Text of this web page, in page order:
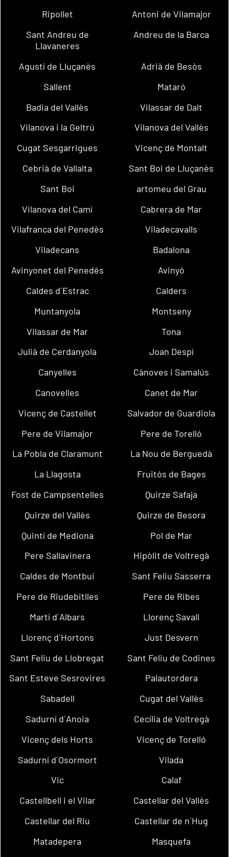
Ripollet
Antoni de Vilamajor
Sant Andreu de
Llavaneres
Andreu de la Barca
Agustí de Lluçanès
Adrià de Besòs
Sallent
Mataró
Badia del Vallès
Vilassar de Dalt
Vilanova i la Geltrú
Vilanova del Vallès
Cugat Sesgarrigues
Vicenç de Montalt
Cebrià de Vallalta
Sant Boi de Lluçanès
Sant Boi
artomeu del Grau
Vilanova del Camí
Cabrera de Mar
Vilafranca del Penedès
Viladecavalls
Viladecans
Badalona
Avinyonet del Penedès
Avinyó
Caldes d´Estrac
Calders
Muntanyola
Montseny
Vilassar de Mar
Tona
Julià de Cerdanyola
Joan Despí
Canyelles
Cànoves i Samalús
Canovelles
Canet de Mar
Vicenç de Castellet
Salvador de Guardiola
Pere de Vilamajor
Pere de Torelló
La Pobla de Claramunt
La Nou de Berguedà
La Llagosta
Fruitós de Bages
Fost de Campsentelles
Quirze Safaja
Quirze del Vallès
Quirze de Besora
Quintí de Mediona
Pol de Mar
Pere Sallavinera
Hipòlit de Voltregà
Caldes de Montbui
Sant Feliu Sasserra
Pere de Riudebitlles
Pere de Ribes
Martí d´Albars
Llorenç Savall
Llorenç d´Hortons
Just Desvern
Sant Feliu de Llobregat
Sant Feliu de Codines
Sant Esteve Sesrovires
Palautordera
Sabadell
Cugat del Vallès
Sadurní d´Anoia
Cecília de Voltregà
Vicenç dels Horts
Vicenç de Torelló
Sadurní d´Osormort
Vilada
Vic
Calaf
Castellbell i el Vilar
Castellar del Vallès
Castellar del Riu
Castellar de n´Hug
Matadepera
Masquefa